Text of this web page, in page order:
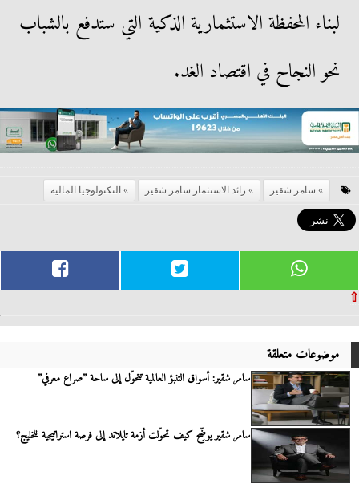
لبناء المحفظة الاستثمارية الذكية التي ستدفع بالشباب
نحو النجاح في اقتصاد الغد.
سامر شقير رائد الاستثمار سامر شقير التكنولوجيا المالية
⇧
موضوعات متعلقة
سامر شقير: أسواق التنبؤ العالمية تتحوَّل إلى ساحة ”صراع معرفي”
سامر شقير يوضِّح كيف تحوَّلت أزمة تايلاند إلى فرصة استراتيجية للخليج؟